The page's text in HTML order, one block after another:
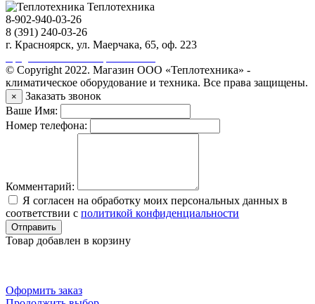
Теплотехника
8-902-940-03-26
8 (391) 240-03-26
г. Красноярск, ул. Маерчака, 65, оф. 223
© Copyright 2022. Магазин ООО «Теплотехника» -
климатическое оборудование и техника. Все права защищены.
×
Заказать звонок
Ваше Имя:
Номер телефона:
Комментарий:
Я согласен на обработку моих персональных данных в
соответствии с политикой конфиденциальности
Отправить
Товар добавлен в корзину
Оформить заказ